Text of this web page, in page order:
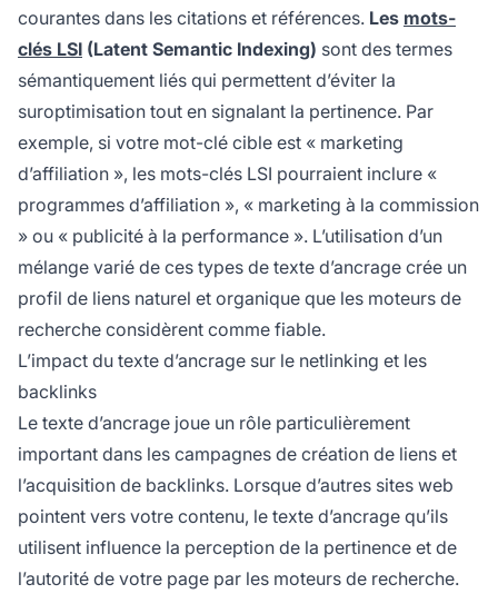
courantes dans les citations et références. Les mots-
clés LSI (Latent Semantic Indexing) sont des termes
sémantiquement liés qui permettent d’éviter la
suroptimisation tout en signalant la pertinence. Par
exemple, si votre mot-clé cible est « marketing
d’affiliation », les mots-clés LSI pourraient inclure «
programmes d’affiliation », « marketing à la commission
» ou « publicité à la performance ». L’utilisation d’un
mélange varié de ces types de texte d’ancrage crée un
profil de liens naturel et organique que les moteurs de
recherche considèrent comme fiable.
L’impact du texte d’ancrage sur le netlinking et les
backlinks
Le texte d’ancrage joue un rôle particulièrement
important dans les campagnes de création de liens et
l’acquisition de backlinks. Lorsque d’autres sites web
pointent vers votre contenu, le texte d’ancrage qu’ils
utilisent influence la perception de la pertinence et de
l’autorité de votre page par les moteurs de recherche.